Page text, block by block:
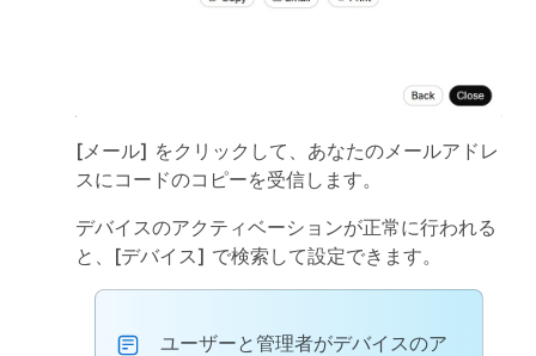
[メール] をクリックして、あなたのメールアドレ
スにコードのコピーを受信します。
デバイスのアクティベーションが正常に行われる
と、 [デバイス] で検索して設定できます。
ユーザーと管理者がデバイスのア